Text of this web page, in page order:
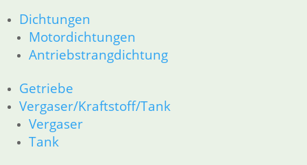
Dichtungen
Motordichtungen
Antriebstrangdichtung
Getriebe
Vergaser/Kraftstoff/Tank
Vergaser
Tank
51 Spiegel & Schlösser
52 Sitzbank
61 Fahrzeugelektrik
63 Scheinwerfer
R80R bis R100R und Mystic
11 Motor
Dichtungen
Kolben/Kolbenringe